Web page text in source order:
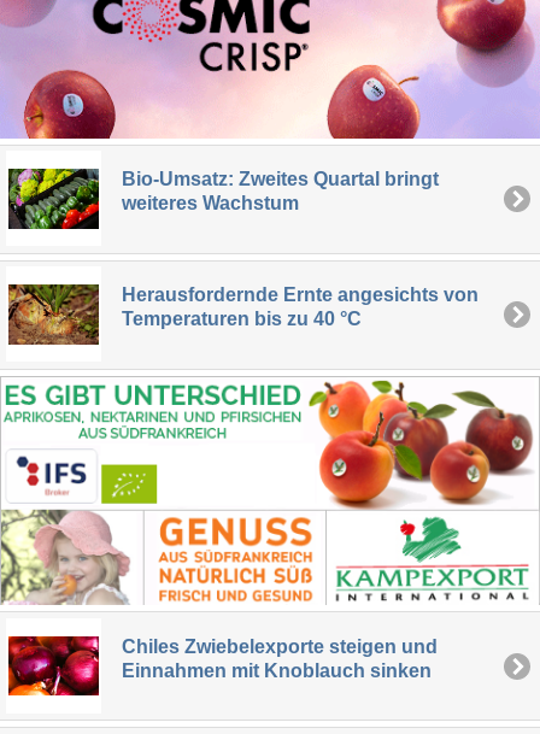
Bio-Umsatz: Zweites Quartal bringt
weiteres Wachstum
Herausfordernde Ernte angesichts von
Temperaturen bis zu 40 °C
Chiles Zwiebelexporte steigen und
Einnahmen mit Knoblauch sinken